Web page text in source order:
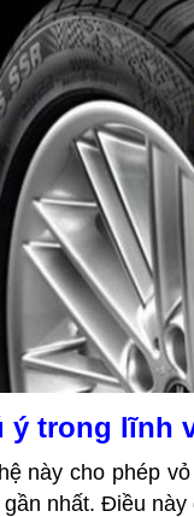
ý trong lĩnh
này cho phép
nhất. Điều